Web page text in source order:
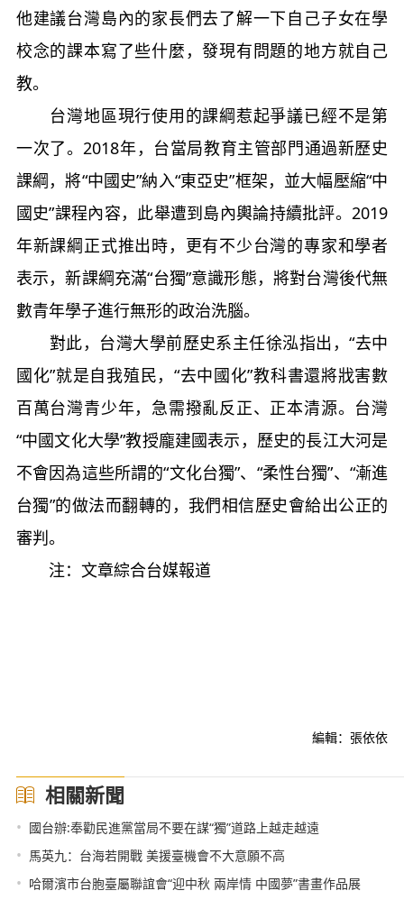
他建議台灣島內的家長們去了解一下自己子女在學
校念的課本寫了些什麼，發現有問題的地方就自己
教。
台灣地區現行使用的課綱惹起爭議已經不是第
一次了。2018年，台當局教育主管部門通過新歷史
課綱，將“中國史”納入“東亞史”框架，並大幅壓縮“中
國史”課程內容，此舉遭到島內輿論持續批評。2019
年新課綱正式推出時，更有不少台灣的專家和學者
表示，新課綱充滿“台獨”意識形態，將對台灣後代無
數青年學子進行無形的政治洗腦。
對此，台灣大學前歷史系主任徐泓指出，“去中
國化”就是自我殖民，“去中國化”教科書還將戕害數
百萬台灣青少年，急需撥亂反正、正本清源。台灣
“中國文化大學”教授龐建國表示，歷史的長江大河是
不會因為這些所謂的“文化台獨”、“柔性台獨”、“漸進
台獨”的做法而翻轉的，我們相信歷史會給出公正的
審判。
注：文章綜合台媒報道
編輯：張依依
相關新聞
• 國台辦:奉勸民進黨當局不要在謀“獨”道路上越走越遠
• 馬英九：台海若開戰 美援臺機會不大意願不高
• 哈爾濱市台胞臺屬聯誼會“迎中秋 兩岸情 中國夢”書畫作品展